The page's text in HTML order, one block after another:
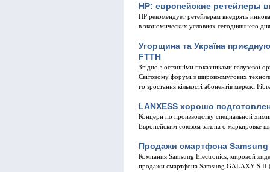
HP: европейские ретейлеры
HP рекомендует ретейлерам внедрять
в экономических условиях сегодняшнего
Угорщина та Україна
FTTH
Згідно з останніми показниками галузевої
Світовому форумі з широкосмугових
го зростання кількості абонентів мережі
LANXESS хорошо
Концерн по производству специальной
Европейским союзом закона о маркировке
Продажи смартфона Samsung
Компания Samsung Electronics, мировой
продажи смартфона Samsung GALAXY S II